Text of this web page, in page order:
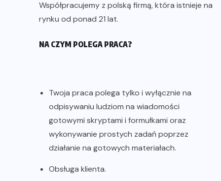
Współpracujemy z polską firmą, która istnieje na
rynku od ponad 21 lat.
NA CZYM POLEGA PRACA?
Twoja praca polega tylko i wyłącznie na
odpisywaniu ludziom na wiadomości
gotowymi skryptami i formułkami oraz
wykonywanie prostych zadań poprzez
działanie na gotowych materiałach.
Obsługa klienta.